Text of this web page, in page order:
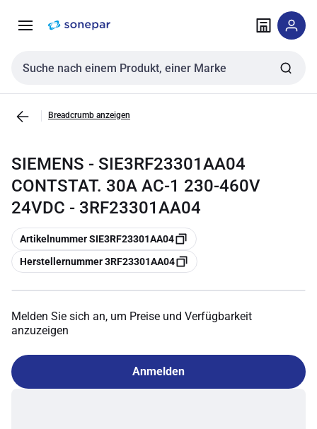
NavigationInhalt
Sucheingabe
Breadcrumb anzeigen
SIEMENS - SIE3RF23301AA04
CONTSTAT. 30A AC-1 230-460V
24VDC - 3RF23301AA04
Kopieren
Artikelnummer SIE3RF23301AA04
Kopieren
Herstellernummer 3RF23301AA04
Melden Sie sich an, um Preise und Verfügbarkeit
anzuzeigen
Anmelden